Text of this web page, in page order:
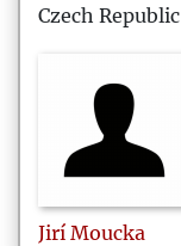
Czech Republic
Jirí Moucka